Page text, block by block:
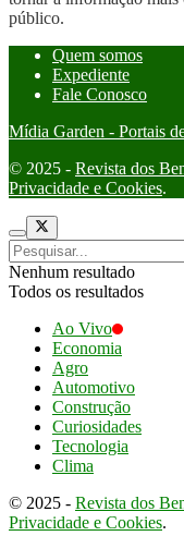
público.
Quem somos
Expediente
Fale Conosco
Mídia Garden - Portais
© 2025 - Revista dos
Privacidade e Cookies.
Nenhum resultado
Todos os resultados
Ao Vivo
Economia
Agro
Automotivo
Construção
Curiosidades
Tecnologia
Clima
© 2025 - Revista dos
Privacidade e Cookies.